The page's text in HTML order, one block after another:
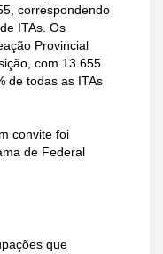
correspondendo
ITAs. Os
Provincial
com 13.655
de todas as ITAs
convite foi
de Federal
que